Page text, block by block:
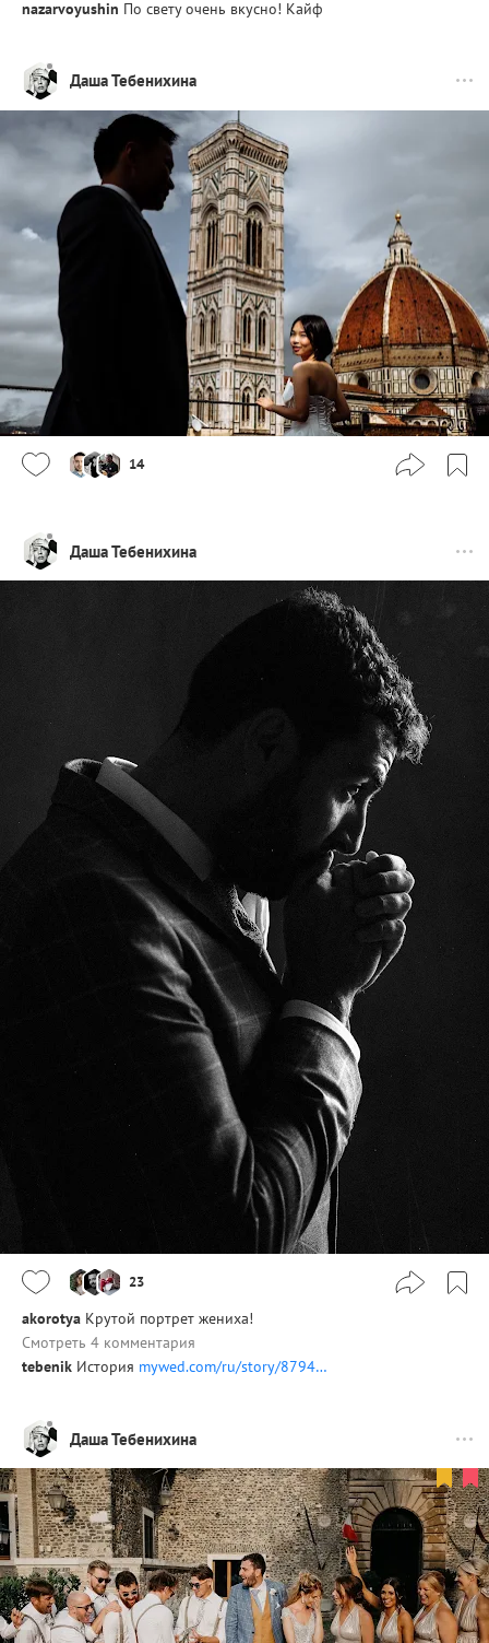
nazarvoyushin По свету очень вкусно! Кайф
Даша Тебенихина
14
Даша Тебенихина
23
akorotya Крутой портрет жениха!
Смотреть 4 комментария
tebenik История mywed.com/ru/story/8794…
Даша Тебенихина